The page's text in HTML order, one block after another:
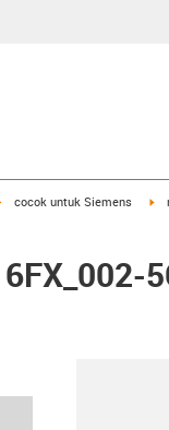
igus-icon-arrow-right
cocok untuk Siemens